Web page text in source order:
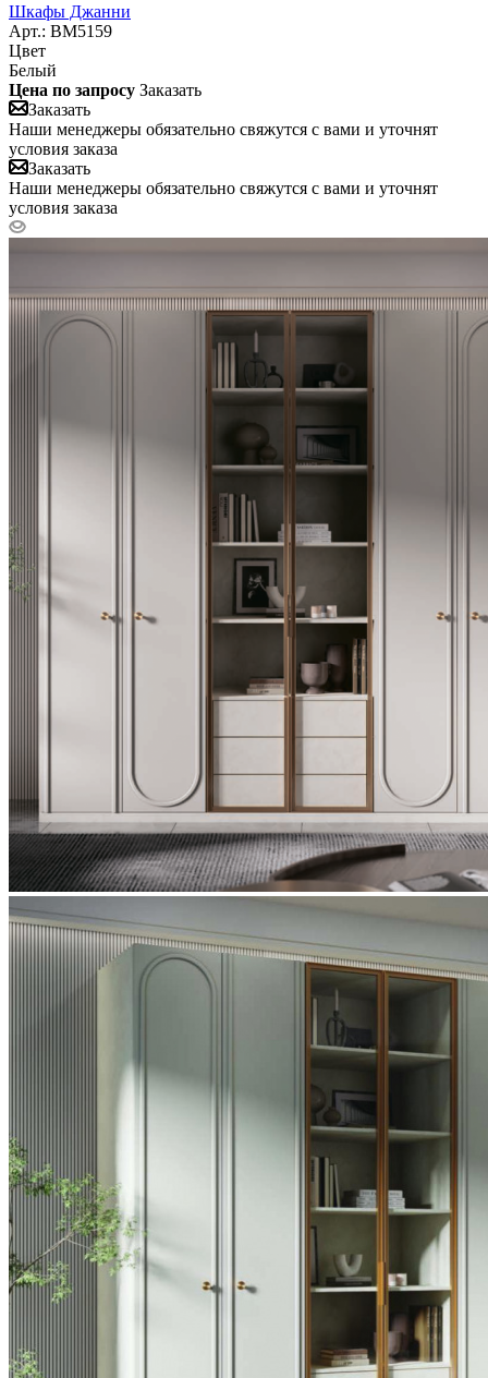
Шкафы Джанни
Арт.: BM5159
Цвет
Белый
Цена по запросу Заказать
Заказать
Наши менеджеры обязательно свяжутся с вами и уточнят
условия заказа
Заказать
Наши менеджеры обязательно свяжутся с вами и уточнят
условия заказа